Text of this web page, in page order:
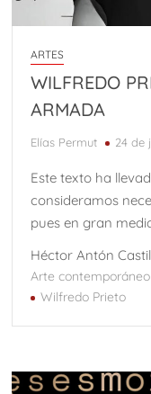
ARTES
WILFREDO
ARMADA
Elías Permut 24 de
Este texto ha
consideramos
pues en gran
Héctor Antón
Arte contemporáneo
Wilfredo Prieto